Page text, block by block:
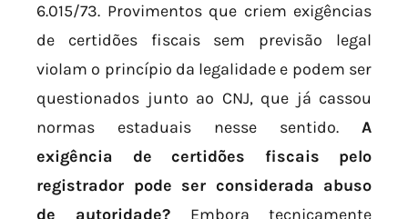
6.015/73. Provimentos que criem exigências
de certidões fiscais sem previsão legal
violam o princípio da legalidade e podem ser
questionados junto ao CNJ, que já cassou
normas estaduais nesse sentido. A
exigência de certidões fiscais pelo
registrador pode ser considerada abuso
de autoridade? Embora tecnicamente